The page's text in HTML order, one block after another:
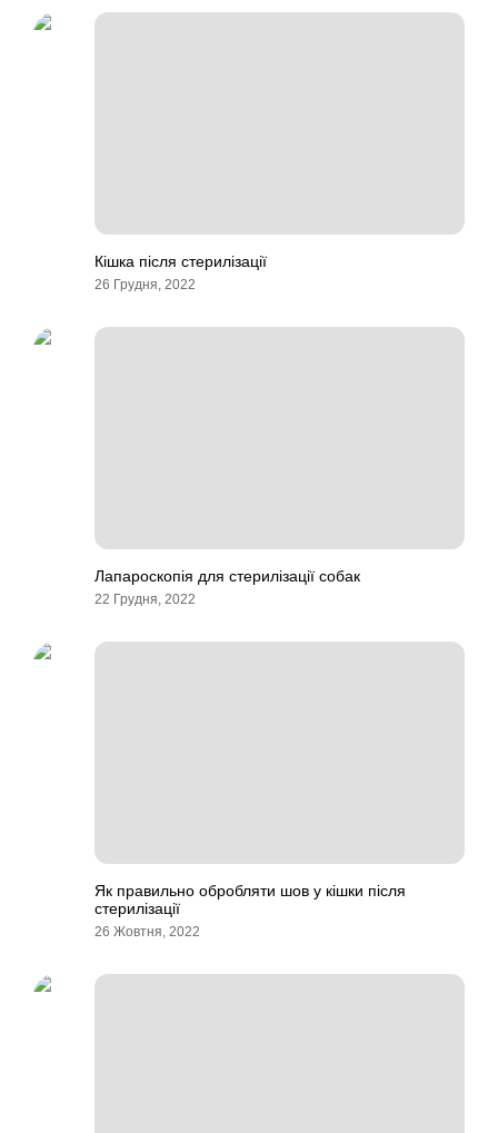
Кішка після стерилізації
26 Грудня, 2022
Лапароскопія для стерилізації собак
22 Грудня, 2022
Як правильно обробляти шов у кішки після
стерилізації
26 Жовтня, 2022